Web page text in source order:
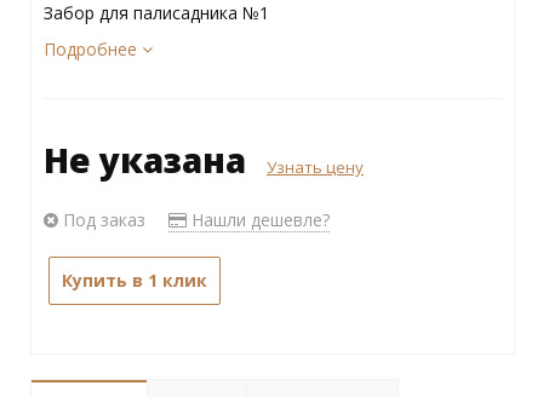
Забор для палисадника №1
Подробнее
Не указана Узнать цену
Под заказ Нашли дешевле?
Купить в 1 клик